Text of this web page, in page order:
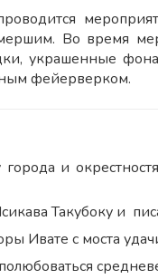
Во время
украшенные
фейерверком.
города и
Такубоку и
Ивате с моста